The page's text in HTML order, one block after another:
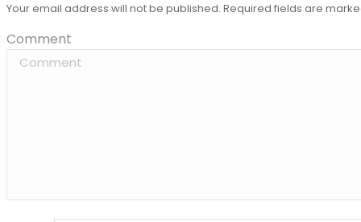
Your email address will not be published. Required fields are
Comment